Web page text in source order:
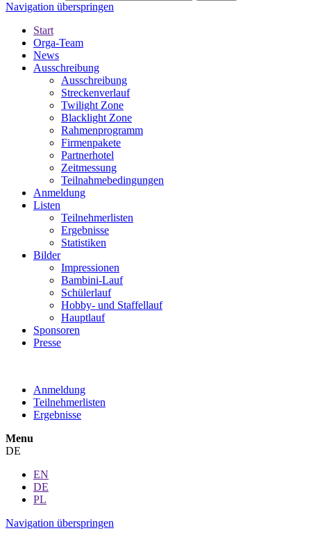
Navigation überspringen
Start
Orga-Team
News
Ausschreibung
Ausschreibung
Streckenverlauf
Twilight Zone
Blacklight Zone
Rahmenprogramm
Firmenpakete
Partnerhotel
Zeitmessung
Teilnahmebedingungen
Anmeldung
Listen
Teilnehmerlisten
Ergebnisse
Statistiken
Bilder
Impressionen
Bambini-Lauf
Schülerlauf
Hobby- und Staffellauf
Hauptlauf
Sponsoren
Presse
Anmeldung
Teilnehmerlisten
Ergebnisse
Menu
DE
EN
DE
PL
Navigation überspringen